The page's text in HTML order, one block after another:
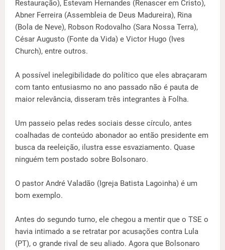
Restauração), Estevam Hernandes (Renascer em Cristo),
Abner Ferreira (Assembleia de Deus Madureira), Rina
(Bola de Neve), Robson Rodovalho (Sara Nossa Terra),
César Augusto (Fonte da Vida) e Victor Hugo (Ives
Church), entre outros.
A possível inelegibilidade do político que eles abraçaram
com tanto entusiasmo no ano passado não é pauta de
maior relevância, disseram três integrantes à Folha.
Um passeio pelas redes sociais desse círculo, antes
coalhadas de conteúdo abonador ao então presidente em
busca da reeleição, ilustra esse esvaziamento. Quase
ninguém tem postado sobre Bolsonaro.
O pastor André Valadão (Igreja Batista Lagoinha) é um
bom exemplo.
Antes do segundo turno, ele chegou a mentir que o TSE o
havia intimado a se retratar por acusações contra Lula
(PT), o grande rival de seu aliado. Agora que Bolsonaro